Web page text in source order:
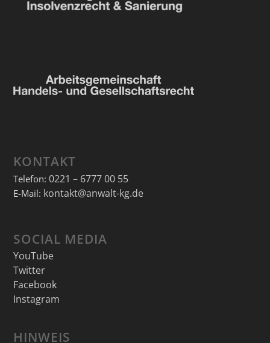
KONTAKT
Telefon: 0221 – 6777 00 55
E-Mail: kontakt@anwalt-kg.de
SOCIAL MEDIA
YouTube
Twitter
Facebook
Instagram
HINWEIS